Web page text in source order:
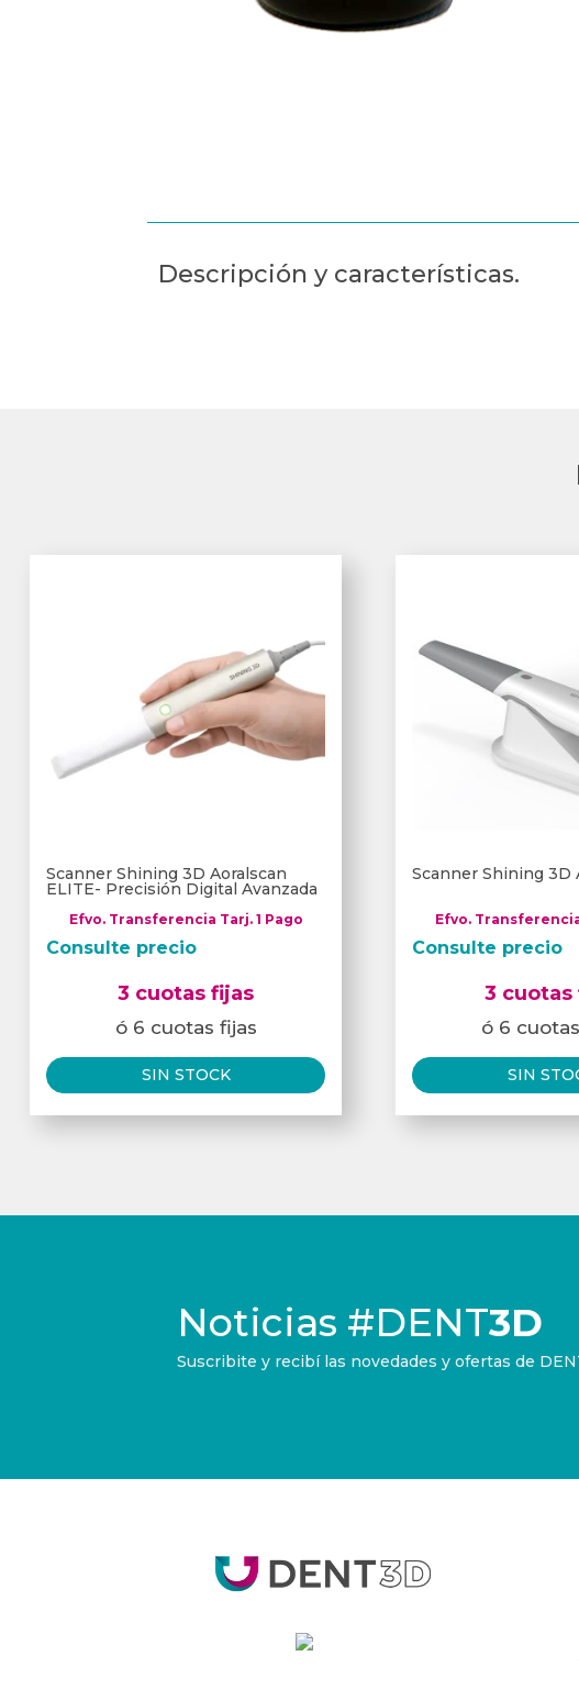
Descripción y características.
Scanner Shining 3D Aoralscan
ELITE- Precisión Digital Avanzada
Efvo. Transferencia Tarj. 1 Pago
Consulte precio
3 cuotas fijas
ó 6 cuotas fijas
SIN STOCK
Scanner Shining 3D
Efvo.
Consulte precio
3 cuotas
ó 6
SIN
Noticias #DENT3D
Suscribite y recibí las novedades y ofertas de